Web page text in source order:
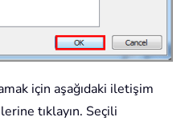
için aşağıdaki iletişim
tıklayın. Seçili